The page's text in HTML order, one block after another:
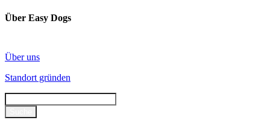
Über Easy Dogs
Über uns
Standort gründen